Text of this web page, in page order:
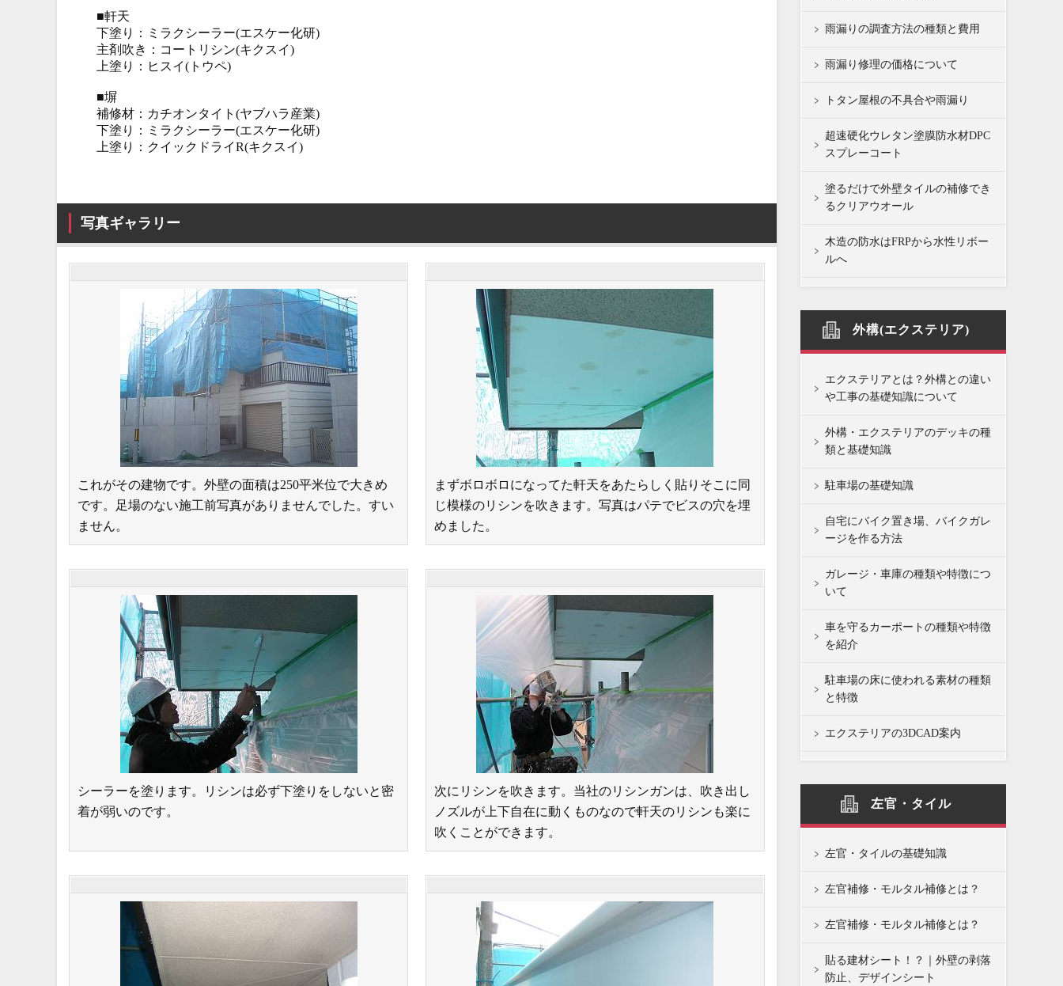
■軒天
下塗り：ミラクシーラー(エスケー化研)
主剤吹き：コートリシン(キクスイ)
上塗り：ヒスイ(トウペ)
■塀
補修材：カチオンタイト(ヤブハラ産業)
下塗り：ミラクシーラー(エスケー化研)
上塗り：クイックドライR(キクスイ)
写真ギャラリー
これがその建物です。外壁の面積は250平米位で大きめ
です。足場のない施工前写真がありませんでした。すい
ません。
まずボロボロになってた軒天をあたらしく貼りそこに同
じ模様のリシンを吹きます。写真はパテでビスの穴を埋
めました。
シーラーを塗ります。リシンは必ず下塗りをしないと密
着が弱いのです。
次にリシンを吹きます。当社のリシンガンは、吹き出し
ノズルが上下自在に動くものなので軒天のリシンも楽に
吹くことができます。
雨漏りの調査方法の種類と費用
雨漏り修理の価格について
トタン屋根の不具合や雨漏り
超速硬化ウレタン塗膜防水材DPC
スプレーコート
塗るだけで外壁タイルの補修でき
るクリアウオール
木造の防水はFRPから水性リボー
ルへ
外構(エクステリア)
エクステリアとは？外構との違い
や工事の基礎知識について
外構・エクステリアのデッキの種
類と基礎知識
駐車場の基礎知識
自宅にバイク置き場、バイクガレ
ージを作る方法
ガレージ・車庫の種類や特徴につ
いて
車を守るカーポートの種類や特徴
を紹介
駐車場の床に使われる素材の種類
と特徴
エクステリアの3DCAD案内
左官・タイル
左官・タイルの基礎知識
左官補修・モルタル補修とは？
左官補修・モルタル補修とは？
貼る建材シート！？｜外壁の剥落
防止、デザインシート